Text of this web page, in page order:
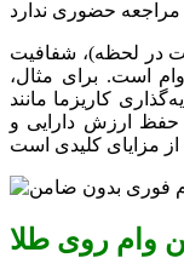
در لحظه)، شفافیت
است. برای مثال،
کاریزما مانند
حفظ ارزش دارایی و
وام روی طلا